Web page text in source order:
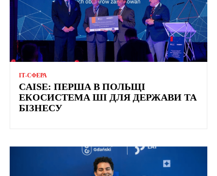
ІТ-СФЕРА
CAISE: ПЕРША В ПОЛЬЩІ
ЕКОСИСТЕМА ШІ ДЛЯ ДЕРЖАВИ ТА
БІЗНЕСУ